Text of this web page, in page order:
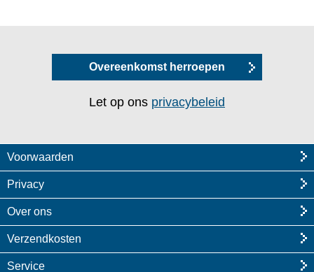
Overeenkomst herroepen
Let op ons privacybeleid
Voorwaarden
Privacy
Over ons
Verzendkosten
Service